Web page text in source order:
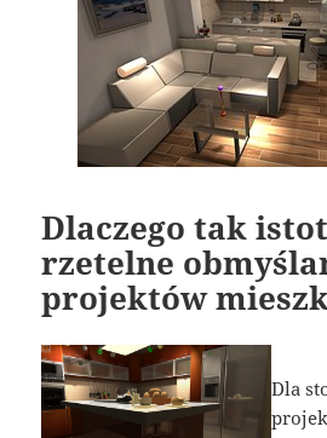
Dlaczego tak
rzetelne
projektów
Dla